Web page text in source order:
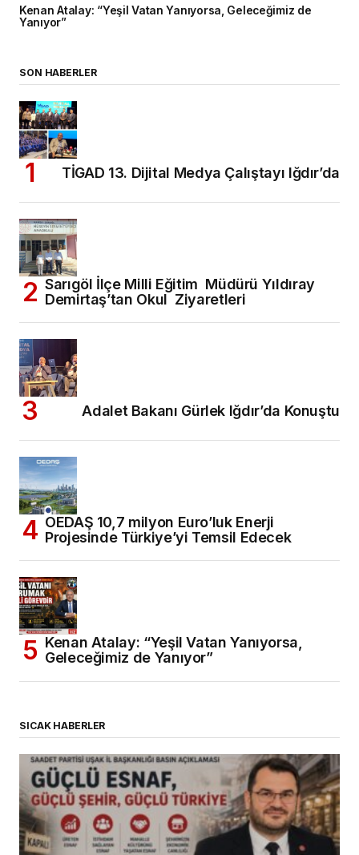
Kenan Atalay: “Yeşil Vatan Yanıyorsa, Geleceğimiz de
Yanıyor”
SON HABERLER
TİGAD 13. Dijital Medya Çalıştayı Iğdır’da
Sarıgöl İlçe Milli Eğitim Müdürü Yıldıray
Demirtaş’tan Okul Ziyaretleri
Adalet Bakanı Gürlek Iğdır’da Konuştu
OEDAŞ 10,7 milyon Euro’luk Enerji
Projesinde Türkiye’yi Temsil Edecek
Kenan Atalay: “Yeşil Vatan Yanıyorsa,
Geleceğimiz de Yanıyor”
SICAK HABERLER